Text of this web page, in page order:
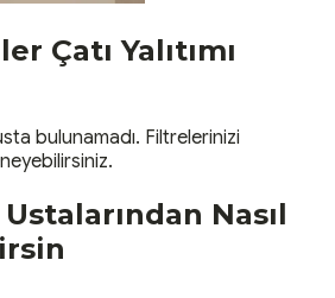
Çatı Yalıtımı
bulunamadı. Filtrelerinizi
Ustalarından Nasıl